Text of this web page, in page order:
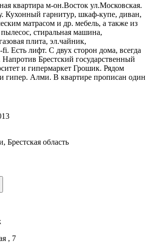
квартира м-он.Восток ул.Московская.
Кухонный гарнитур, шкаф-купе, диван,
матрасом и др. мебель, а также из
стиральная машина,
плита, эл.чайник,
Есть лифт. С двух сторон дома, всегда
Напротив Брестский государственный
и гипермаркет Грошик. Рядом
Алми. В квартире прописан один
Брестская область
, 7